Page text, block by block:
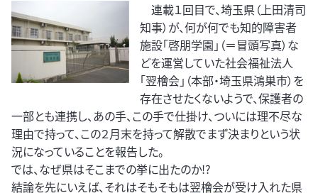
連載１回目で、埼玉県（上田清司
知事）が、何が何でも知的障害者
施設「啓朋学園」（＝冒頭写真）な
どを運営していた社会福祉法人
「翌檜会」（本部・埼玉県鴻巣市）を
存在させたくないようで、保護者の
一部とも連携し、あの手、この手で仕掛け、ついには理不尽な
理由で持って、この２月末を持って解散でまず決まりという状
況になっていることを報告した。
では、なぜ県はそこまでの挙に出たのか!?
結論を先にいえば、それはそもそもは翌檜会が受け入れた県